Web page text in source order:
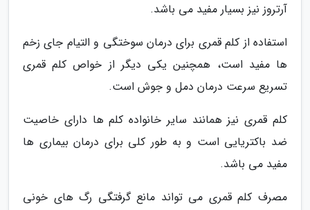
آرتروز نیز بسیار مفید می باشد.
استفاده از کلم قمری برای درمان سوختگی و التیام جای زخم
ها مفید است، همچنین یکی دیگر از خواص کلم قمری
تسریع سرعت درمان دمل و جوش است.
کلم قمری نیز همانند سایر خانواده کلم ها دارای خاصیت
ضد باکتریایی است و به طور کلی برای درمان بیماری ها
مفید می باشد.
مصرف کلم قمری می تواند مانع گرفتگی رگ های خونی